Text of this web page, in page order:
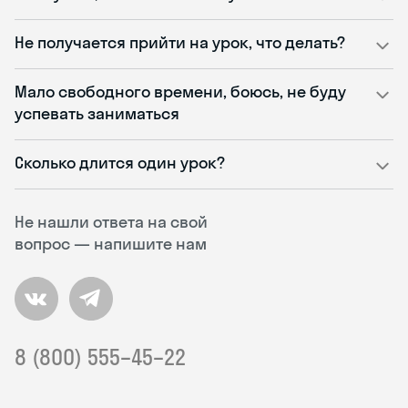
Не нашли ответа на свой
вопрос — напишите нам
8 (800) 555–45–22
Не получается прийти на урок, что делать?
Мало свободного времени, боюсь, не буду
успевать заниматься
Сколько длится один урок?